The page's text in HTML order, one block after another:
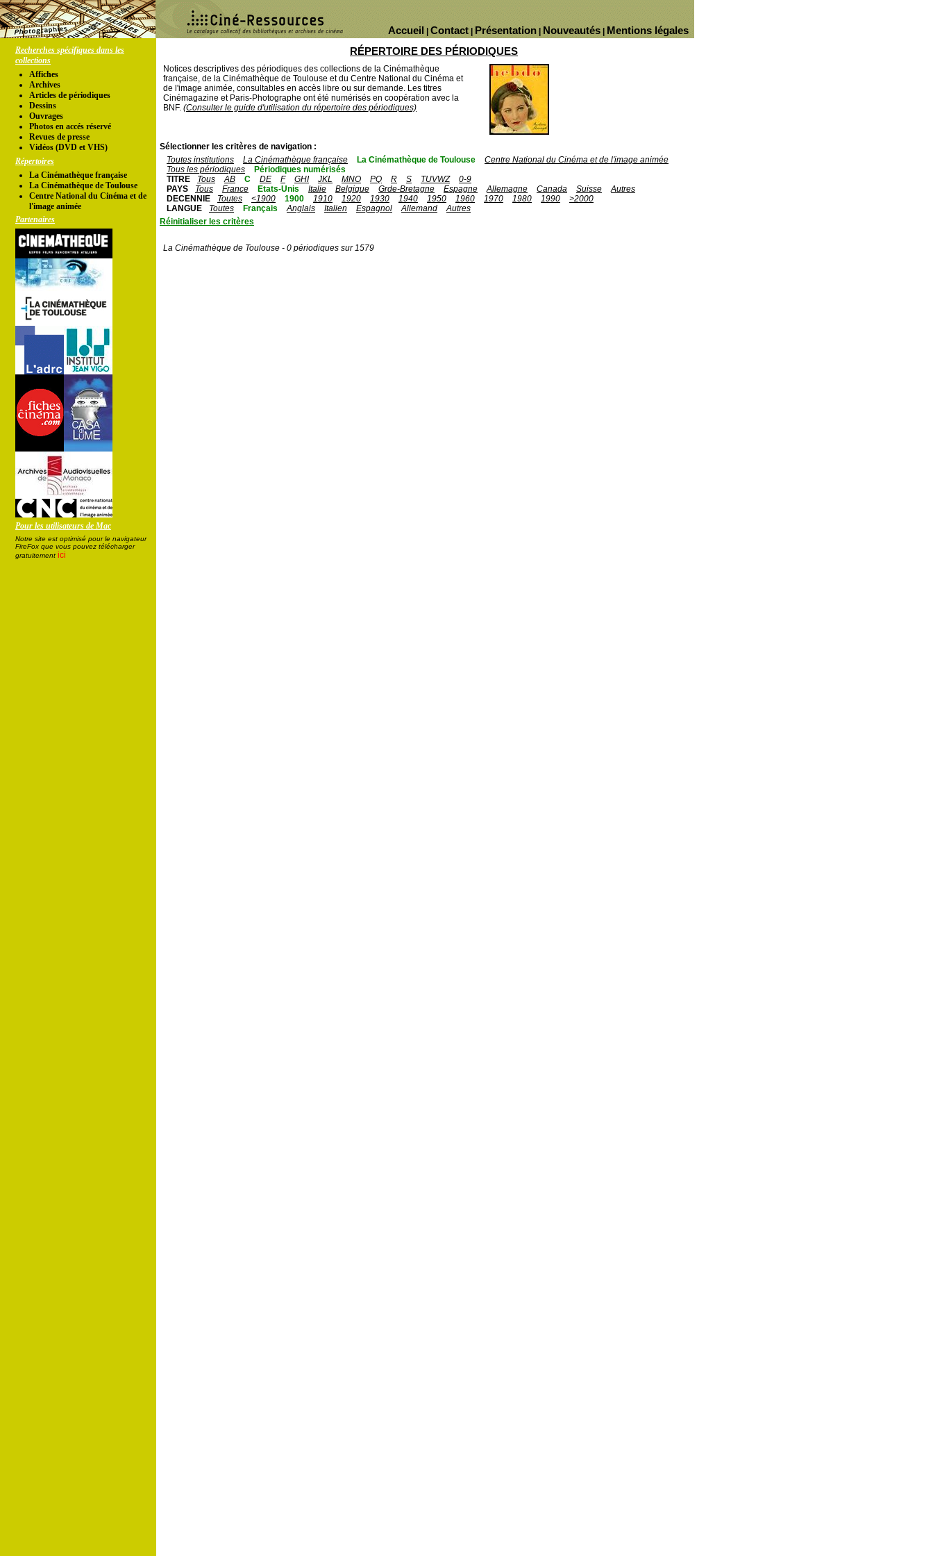
Mentions légales
Nouveautés
Présentation
Contact
Accueil
Recherches spécifiques dans les
collections
Affiches
Archives
Articles de périodiques
Dessins
Ouvrages
Photos en accés réservé
Revues de presse
Vidéos (DVD et VHS)
Répertoires
La Cinémathèque française
La Cinémathèque de Toulouse
Centre National du Cinéma et de
l'image animée
Partenaires
Pour les utilisateurs de Mac
Notre site est optimisé pour le navigateur
FireFox que vous pouvez télécharger
gratuitement ici
RÉPERTOIRE DES PÉRIODIQUES
Notices descriptives des périodiques des collections de la Cinémathèque
française, de la Cinémathèque de Toulouse et du Centre National du Cinéma et
de l'image animée, consultables en accès libre ou sur demande. Les titres
Cinémagazine et Paris-Photographe ont été numérisés en coopération avec la
BNF. (Consulter le guide d'utilisation du répertoire des périodiques)
Sélectionner les critères de navigation :
Toutes institutions
La Cinémathèque française La Cinémathèque de Toulouse
Centre National du Cinéma et de l'image animée
Tous les périodiques
Périodiques numérisés
TITRE
Tous AB C DE F GHI JKL MNO PQ R S TUVWZ
0-9
PAYS
Tous France Etats-Unis Italie Belgique Grde-Bretagne Espagne Allemagne Canada Suisse
Autres
DECENNIE
Toutes <1900 1900 1910 1920 1930 1940 1950 1960 1970 1980 1990
>2000
LANGUE
Toutes Français Anglais Italien Espagnol Allemand
Autres
Réinitialiser les critères
La Cinémathèque de Toulouse - 0 périodiques sur 1579